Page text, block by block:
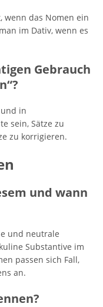
wenn das Nomen ein
im Dativ, wenn es
Gebrauch
in
sein, Sätze zu
zu korrigieren.
und wann
und neutrale
Substantive im
passen sich Fall,
an.